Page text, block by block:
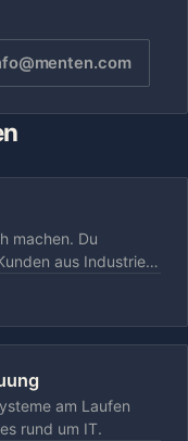
machen. Du
aus Industrie
am Laufen
rund um IT.